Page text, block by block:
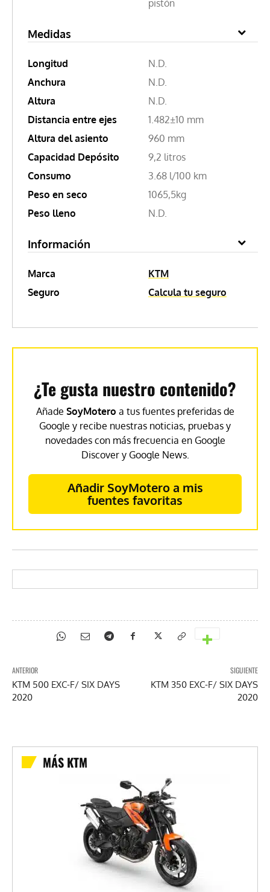
pistón
Medidas
Longitud
N.D.
Anchura
N.D.
Altura
N.D.
Distancia entre ejes
1.482±10 mm
Altura del asiento
960 mm
Capacidad Depósito
9,2 litros
Consumo
3.68 l/100 km
Peso en seco
1065,5kg
Peso lleno
N.D.
Información
Marca
KTM
Seguro
Calcula tu seguro
¿Te gusta nuestro contenido?
Añade SoyMotero a tus fuentes preferidas de
Google y recibe nuestras noticias, pruebas y
novedades con más frecuencia en Google
Discover y Google News.
Añadir SoyMotero a mis
fuentes favoritas
ANTERIOR
KTM 500 EXC-F/ SIX DAYS
2020
SIGUIENTE
KTM 350 EXC-F/ SIX DAYS
2020
MÁS KTM